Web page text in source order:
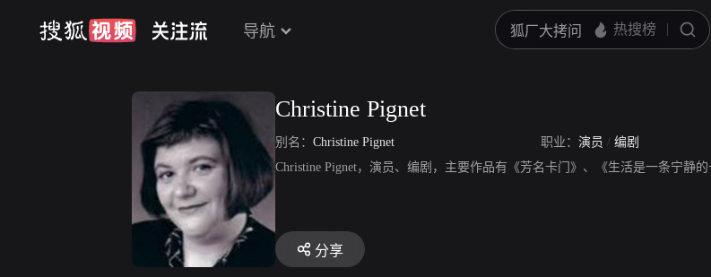
导航
Christine Pignet
别名： Christine Pignet 职业： 演员 / 编剧
Christine Pignet，演员、编剧，主要作品有《芳名卡门》、《生活是一条宁静
分享